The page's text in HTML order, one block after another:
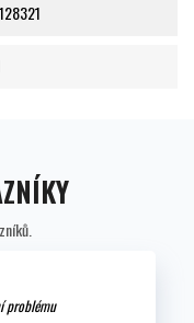
problému